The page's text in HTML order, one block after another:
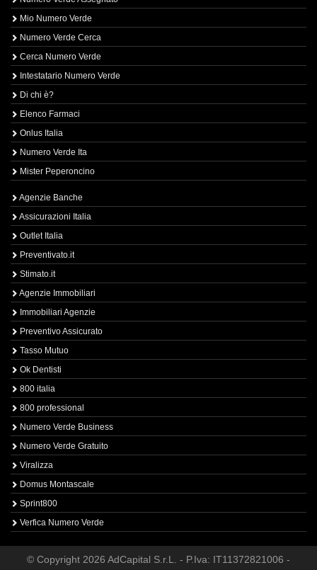
Mio Numero Verde
Numero Verde Cerca
Cerca Numero Verde
Intestatario Numero Verde
Di chi è?
Elenco Farmaci
Onlus Italia
Numero Verde Ita
Mister Peperoncino
Agenzie Banche
Assicurazioni Italia
Outlet Italia
Preventivato.it
Stimato.it
Agenzie Immobiliari
Immobiliari Agenzie
Preventivo Assicurato
Tasso Mutuo
Ok Dentisti
800 italia
800 professional
Numero Verde Business
Numero Verde Gratuito
Viralizza
Domus Montascale
Sprint800
Verfica Numero Verde
© Copyright 2026 AdCapital S.r.L. - P.Iva: IT11372821006 -